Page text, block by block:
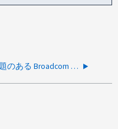
問題のある Broadcom FCoE ドライバを備えた ESXi ホスト